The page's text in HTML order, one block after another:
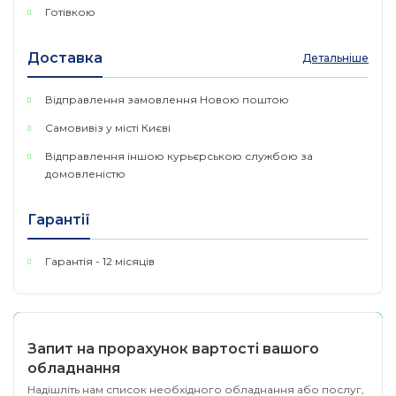
розширення до 64 ГБ підвищує продуктивність
системи.
Вентилятор
замінювати, що зводить до мінімуму час простою.
Інтерфейс SATA DOM ізолює операційну систему від
підключайте два модулі контролера з неймовірною
швидкістю і миттєво синхронізуйте дані пам'яті між
контролерами для запобігання втрати кешованих
даних в разі, якщо один з контролерів недоступний.
Готівкою
Доставка Детальніше
Відправлення замовлення Новою поштою
Самовивіз у місті Києві
Відправлення іншою курьєрською службою за
домовленістю
Гарантії
Гарантія - 12 місяців
Запит на прорахунок вартості вашого
обладнання
Надішліть нам список необхідного обладнання або послуг,